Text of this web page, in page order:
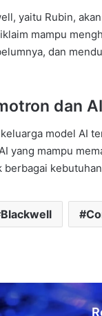
yaitu Rubin,
mampu
dan
dan
model AI
yang mampu
Blackwell